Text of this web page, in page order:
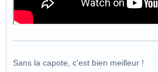
Sans la capote, c'est bien meilleur !